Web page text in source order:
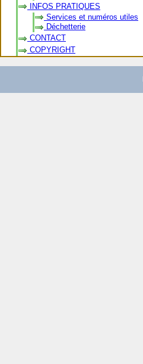
INFOS PRATIQUES
Services et numéros utiles
Déchetterie
CONTACT
COPYRIGHT